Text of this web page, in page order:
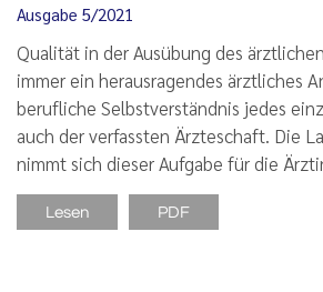
Ausgabe 5/2021
Qualität in der Ausübung des
immer ein herausragendes ärztliches
berufliche Selbstverständnis jedes
auch der verfassten Ärzteschaft. Die
nimmt sich dieser Aufgabe für die
Lesen PDF